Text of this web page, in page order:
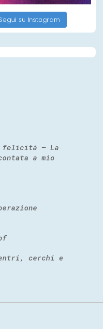
su Instagram
felicità – La
a mio
cerchi e